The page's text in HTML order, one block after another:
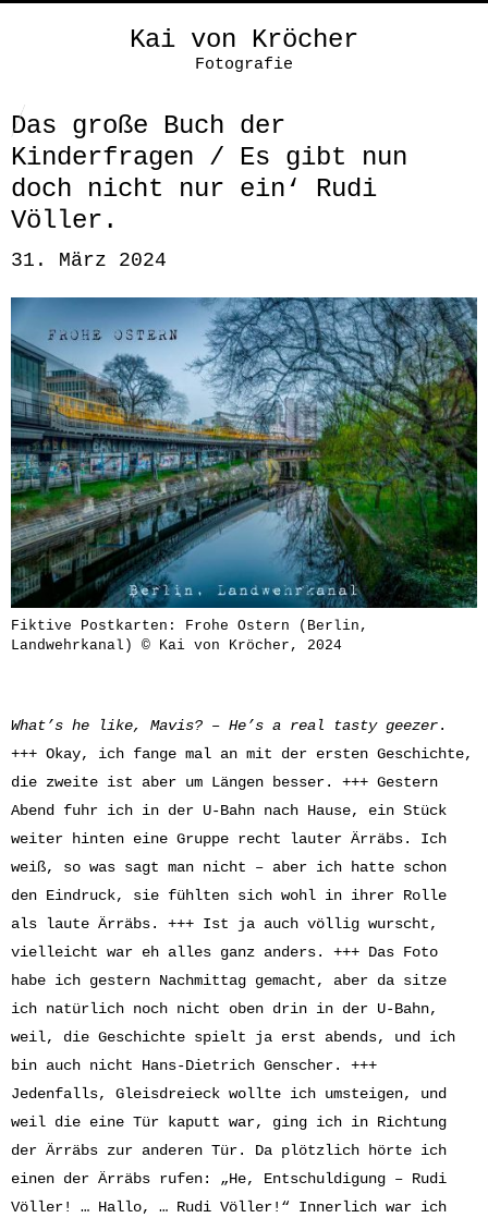
Kai von Kröcher
Fotografie
Das große Buch der
Kinderfragen / Es gibt nun
doch nicht nur ein‘ Rudi
Völler.
31. März 2024
Fiktive Postkarten: Frohe Ostern (Berlin,
Landwehrkanal) © Kai von Kröcher, 2024
What’s he like, Mavis? – He’s a real tasty geezer.
+++ Okay, ich fange mal an mit der ersten Geschichte,
die zweite ist aber um Längen besser. +++ Gestern
Abend fuhr ich in der U-Bahn nach Hause, ein Stück
weiter hinten eine Gruppe recht lauter Ärräbs. Ich
weiß, so was sagt man nicht – aber ich hatte schon
den Eindruck, sie fühlten sich wohl in ihrer Rolle
als laute Ärräbs. +++ Ist ja auch völlig wurscht,
vielleicht war eh alles ganz anders. +++ Das Foto
habe ich gestern Nachmittag gemacht, aber da sitze
ich natürlich noch nicht oben drin in der U-Bahn,
weil, die Geschichte spielt ja erst abends, und ich
bin auch nicht Hans-Dietrich Genscher. +++
Jedenfalls, Gleisdreieck wollte ich umsteigen, und
weil die eine Tür kaputt war, ging ich in Richtung
der Ärräbs zur anderen Tür. Da plötzlich hörte ich
einen der Ärräbs rufen: „He, Entschuldigung – Rudi
Völler! … Hallo, … Rudi Völler!“ Innerlich war ich